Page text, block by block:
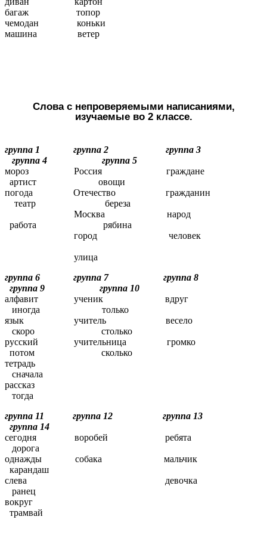
багаж топор
чемодан коньки
машина ветер
Слова с непроверяемыми написаниями,
изучаемые во 2 классе.
группа 1 группа 2 группа 3
группа 4 группа 5
мороз Россия граждане
артист овощи
погода Отечество гражданин
театр береза
Москва народ
работа рябина
город человек
улица
группа 6 группа 7 группа 8
группа 9 группа 10
алфавит ученик вдруг
иногда только
язык учитель весело
скоро столько
русский учительница громко
потом сколько
тетрадь
сначала
рассказ
тогда
группа 11 группа 12 группа 13
группа 14
сегодня воробей ребята
дорога
однажды собака мальчик
карандаш
слева девочка
ранец
вокруг
трамвай